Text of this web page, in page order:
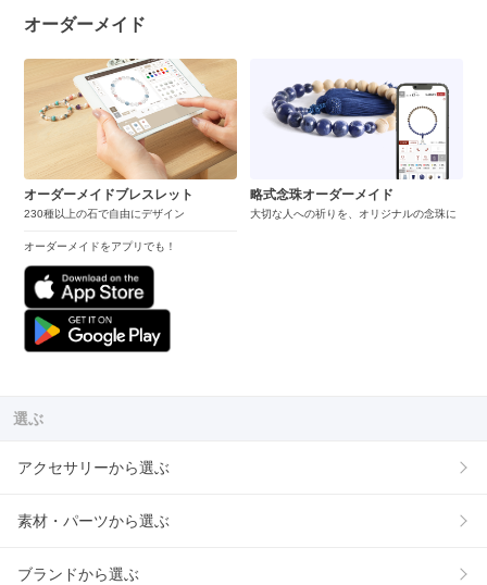
オーダーメイド
オーダーメイドブレスレット
230種以上の石で自由にデザイン
オーダーメイドをアプリでも！
略式念珠オーダーメイド
大切な人への祈りを、オリジナルの念珠に
選ぶ
アクセサリーから選ぶ
素材・パーツから選ぶ
ブランドから選ぶ